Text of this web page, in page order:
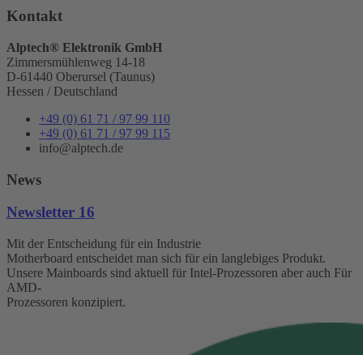
Kontakt
Alptech® Elektronik GmbH
Zimmersmühlenweg 14-18
D-61440 Oberursel (Taunus)
Hessen / Deutschland
+49 (0) 61 71 / 97 99 110
+49 (0) 61 71 / 97 99 115
info@alptech.de
News
Newsletter 16
Mit der Entscheidung für ein Industrie
Motherboard entscheidet man sich für ein langlebiges Produkt.
Unsere Mainboards sind aktuell für Intel-Prozessoren aber auch Für
AMD-
Prozessoren konzipiert.